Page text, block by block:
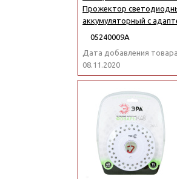
Прожектор
аккумуляторный с
05240009А
Дата добавления
08.11.2020